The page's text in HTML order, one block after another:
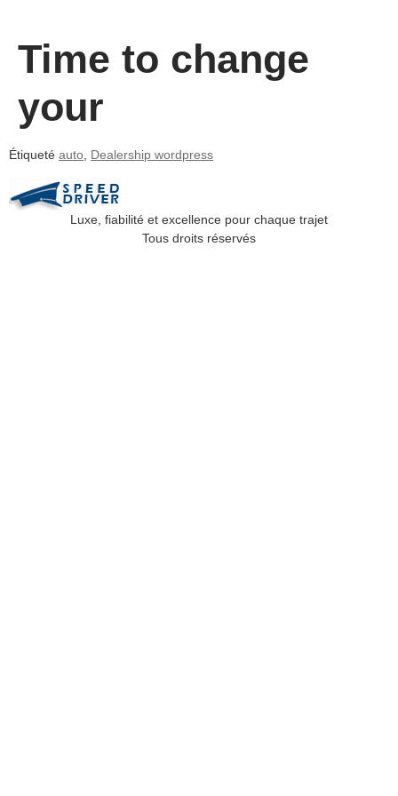
Time to change
your
Étiqueté auto Dealership wordpress
Luxe, fiabilité et excellence pour chaque trajet
Tous droits réservés